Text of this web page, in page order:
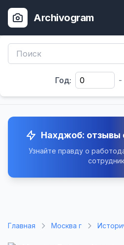
Archivogram
Год: -
Нахджоб: отзывы
Узнайте правду о
Главная Москва г